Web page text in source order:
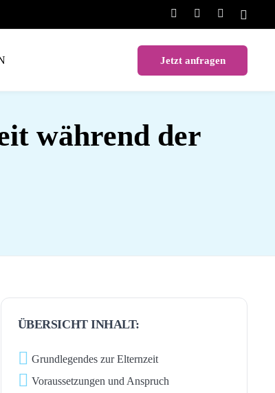
Jetzt anfragen
während der
ÜBERSICHT INHALT:
Grundlegendes zur Elternzeit
Voraussetzungen und Anspruch